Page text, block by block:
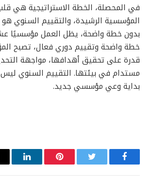
في المحصلة، الخطة الاستراتيجية هي
المؤسسية الرشيدة، والتقييم السنوي
بدون خطة واضحة، يظل العمل مؤسسيًا
خطة واضحة وتقييم دوري فعال، تصبح
قدرة على تحقيق أهدافها، مواجهة
مستدام في بيئتها. التقييم السنوي ليس
بداية وعي مؤسسي جديد.
فيسبوك تويتر بينتيريستلينكدإن